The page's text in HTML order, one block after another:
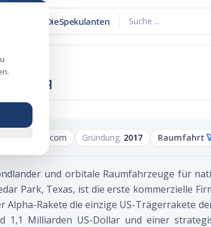
DieSpekulanten Suche ...
Nasdaq
fireflyspace.com Gründung: 2017 Raumfahrt
und orbitale Raumfahrzeuge für
Park, Texas, ist die erste kommerzielle
Rakete die einzige US-Trägerrakete
Milliarden US-Dollar und einer